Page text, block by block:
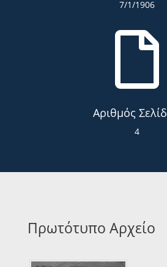
7/1/1906

Αριθμός
4
Πρωτότυπο Αρχείο